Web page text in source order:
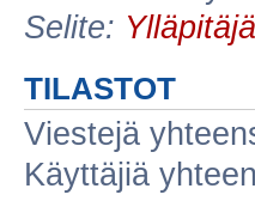
Selite:
TILASTOT
Viestejä
Käyttäjiä